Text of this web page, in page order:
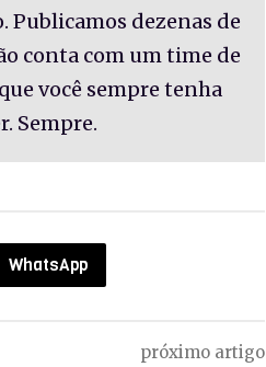
dezenas de
conta com um time de
você sempre tenha
Sempre.
WhatsApp
próximo artigo